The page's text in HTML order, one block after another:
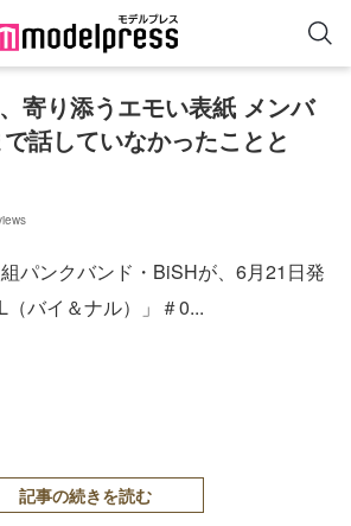
寄り添うエモい表紙 メンバ
話していなかったことと
パンクバンド・BiSHが、6月21日発
バイ＆ナル）」＃0...
記事の続きを読む